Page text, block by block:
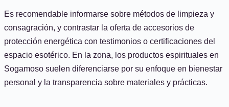
Es recomendable informarse sobre métodos de limpieza y
consagración, y contrastar la oferta de accesorios de
protección energética con testimonios o certificaciones del
espacio esotérico. En la zona, los productos espirituales en
Sogamoso suelen diferenciarse por su enfoque en bienestar
personal y la transparencia sobre materiales y prácticas.